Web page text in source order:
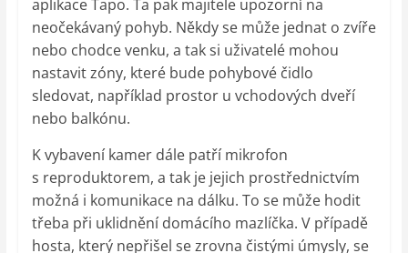
aplikace Tapo. Ta pak majitele upozorní na
neočekávaný pohyb. Někdy se může jednat o zvíře
nebo chodce venku, a tak si uživatelé mohou
nastavit zóny, které bude pohybové čidlo
sledovat, například prostor u vchodových dveří
nebo balkónu.
K vybavení kamer dále patří mikrofon
s reproduktorem, a tak je jejich prostřednictvím
možná i komunikace na dálku. To se může hodit
třeba při uklidnění domácího mazlíčka. V případě
hosta, který nepřišel se zrovna čistými úmysly, se